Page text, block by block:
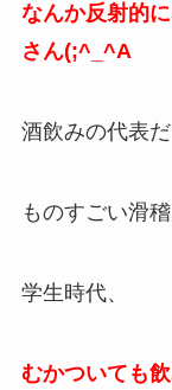
なんか反射的
さん(;^_^A
酒飲みの代表
ものすごい滑
学生時代、
むかついても